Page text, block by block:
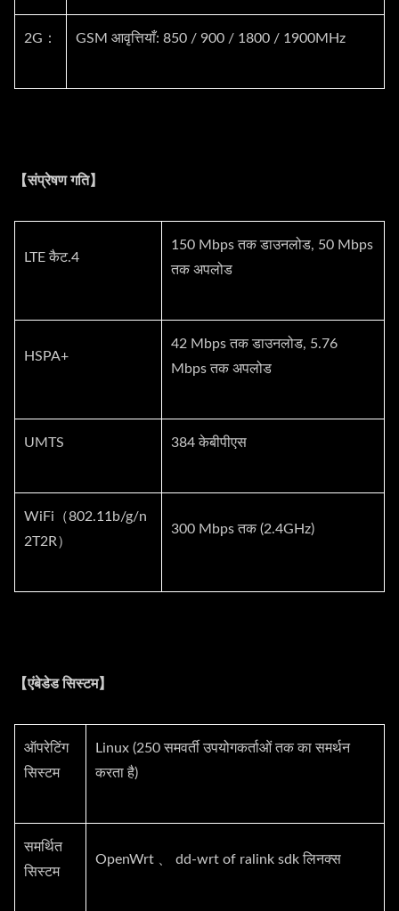
2G： GSM आवृत्तियाँ: 850 / 900 / 1800 / 1900MHz
【संप्रेषण गति】
LTE कैट.4
150 Mbps तक डाउनलोड, 50 Mbps
तक अपलोड
HSPA+
42 Mbps तक डाउनलोड, 5.76
Mbps तक अपलोड
UMTS 384 केबीपीएस
WiFi（802.11b/g/n
2T2R）
300 Mbps तक (2.4GHz)
【एंबेडेड सिस्टम】
ऑपरेटिंग
सिस्टम
Linux (250 समवर्ती उपयोगकर्ताओं तक का समर्थन
करता है)
समर्थित
सिस्टम
OpenWrt 、 dd-wrt of ralink sdk लिनक्स